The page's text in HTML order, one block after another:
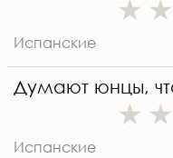
Испанские
Думают юнцы,
Испанские